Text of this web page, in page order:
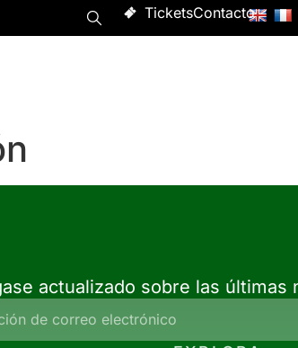
TicketsContacto
actualizado sobre las últimas